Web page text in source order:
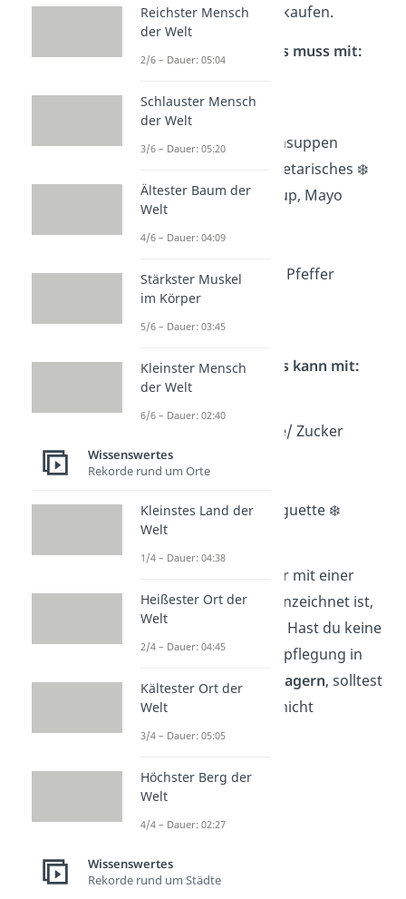
Lebensmittel nachkaufen.
Essen & Trinken — Das muss mit:
Belag/Butter ❄️
Dosenfutter/Tütensuppen
Fleisch/Wurst/Vegetarisches ❄️
Saucen, z.B. Ketchup, Mayo
Nudeln
Gewürze, z.B. Salz, Pfeffer
Soft Drinks
Wasser
Essen & Trinken — Das kann mit:
Instant Kaffee/ Tee/ Zucker
Müsli
(Kräuterbutter)Baguette ❄️
Marshmallows
Alles, was hier mit einer
Schneeflocke ❄️ gekennzeichnet ist,
muss gekühlt werden. Hast du keine
Möglichkeit, deine Verpflegung in
einer Kühlbox kalt zu lagern, solltest
du diese Dinge lieber nicht
mitbringen.
Reichster Mensch
der Welt
2/6 – Dauer: 05:04
Schlauster Mensch
der Welt
3/6 – Dauer: 05:20
Ältester Baum der
Welt
4/6 – Dauer: 04:09
Stärkster Muskel
im Körper
5/6 – Dauer: 03:45
Kleinster Mensch
der Welt
6/6 – Dauer: 02:40
Wissenswertes
Rekorde rund um Orte
Kleinstes Land der
Welt
1/4 – Dauer: 04:38
Heißester Ort der
Welt
2/4 – Dauer: 04:45
Kältester Ort der
Welt
3/4 – Dauer: 05:05
Höchster Berg der
Welt
4/4 – Dauer: 02:27
Wissenswertes
Rekorde rund um Städte